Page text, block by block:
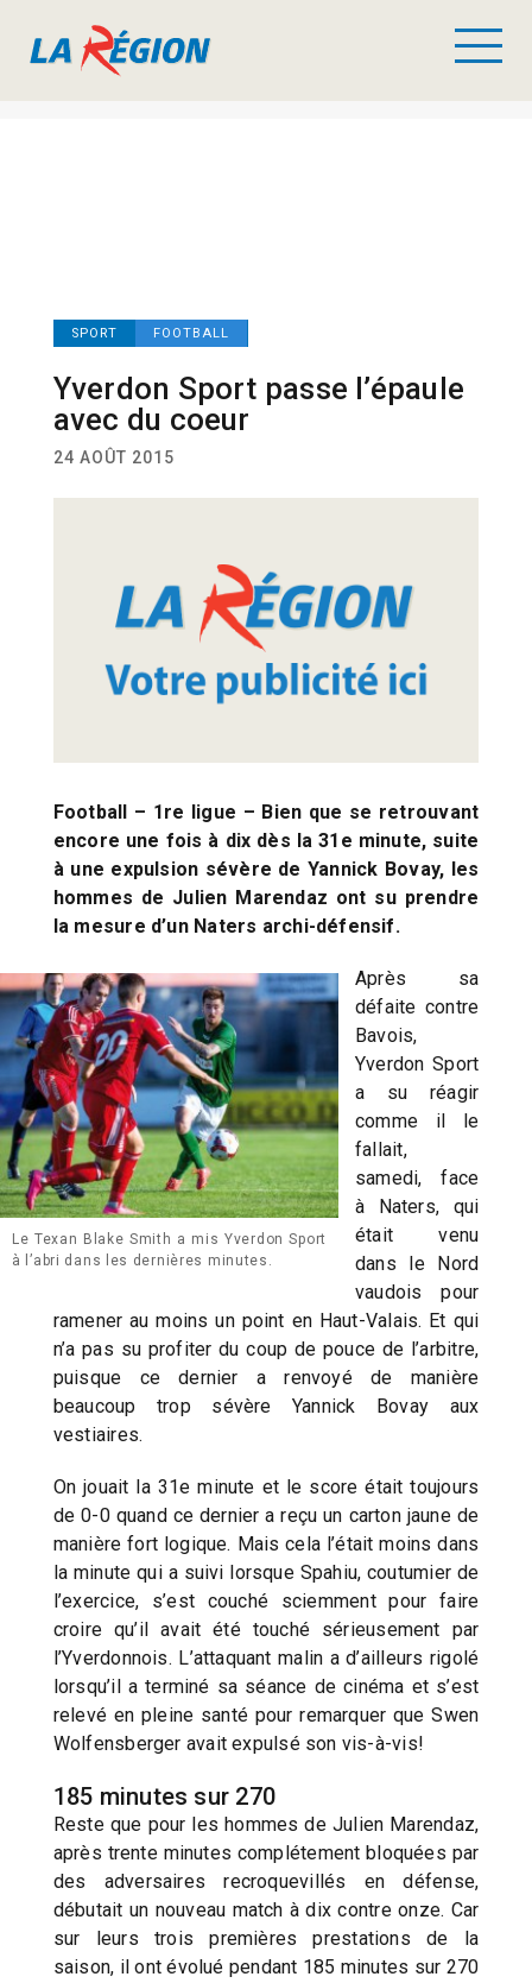
SPORT FOOTBALL
Yverdon Sport passe l’épaule
avec du coeur
24 AOÛT 2015
Football – 1re ligue – Bien que se retrouvant
encore une fois à dix dès la 31e minute, suite
à une expulsion sévère de Yannick Bovay, les
hommes de Julien Marendaz ont su prendre
la mesure d’un Naters archi-défensif.
Le Texan Blake Smith a mis Yverdon Sport
à l’abri dans les dernières minutes.
Après sa
défaite contre
Bavois,
Yverdon Sport
a su réagir
comme il le
fallait,
samedi, face
à Naters, qui
était venu
dans le Nord
vaudois pour
ramener au moins un point en Haut-Valais. Et qui
n’a pas su profiter du coup de pouce de l’arbitre,
puisque ce dernier a renvoyé de manière
beaucoup trop sévère Yannick Bovay aux
vestiaires.
On jouait la 31e minute et le score était toujours
de 0-0 quand ce dernier a reçu un carton jaune de
manière fort logique. Mais cela l’était moins dans
la minute qui a suivi lorsque Spahiu, coutumier de
l’exercice, s’est couché sciemment pour faire
croire qu’il avait été touché sérieusement par
l’Yverdonnois. L’attaquant malin a d’ailleurs rigolé
lorsqu’il a terminé sa séance de cinéma et s’est
relevé en pleine santé pour remarquer que Swen
Wolfensberger avait expulsé son vis-à-vis!
185 minutes sur 270
Reste que pour les hommes de Julien Marendaz,
après trente minutes complétement bloquées par
des adversaires recroquevillés en défense,
débutait un nouveau match à dix contre onze. Car
sur leurs trois premières prestations de la
saison, il ont évolué pendant 185 minutes sur 270